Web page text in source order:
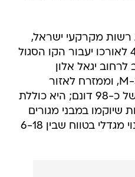
רשות מקרקעי ישראל,
ממוקמת מדרום לדרך 461 לאורכו יעבור הקו הסגול
יגאל אלון
שלאורכו יעבור קו מטרו 3-M, וממזרח לאזור
התעסוקה הצפוני, בשטח של כ-98 דונם; היא כוללת
שיוקמו במבני מגורים
המשלבים בינוי מרקמי ובינוי מגדלי בטווח שבין 6-18